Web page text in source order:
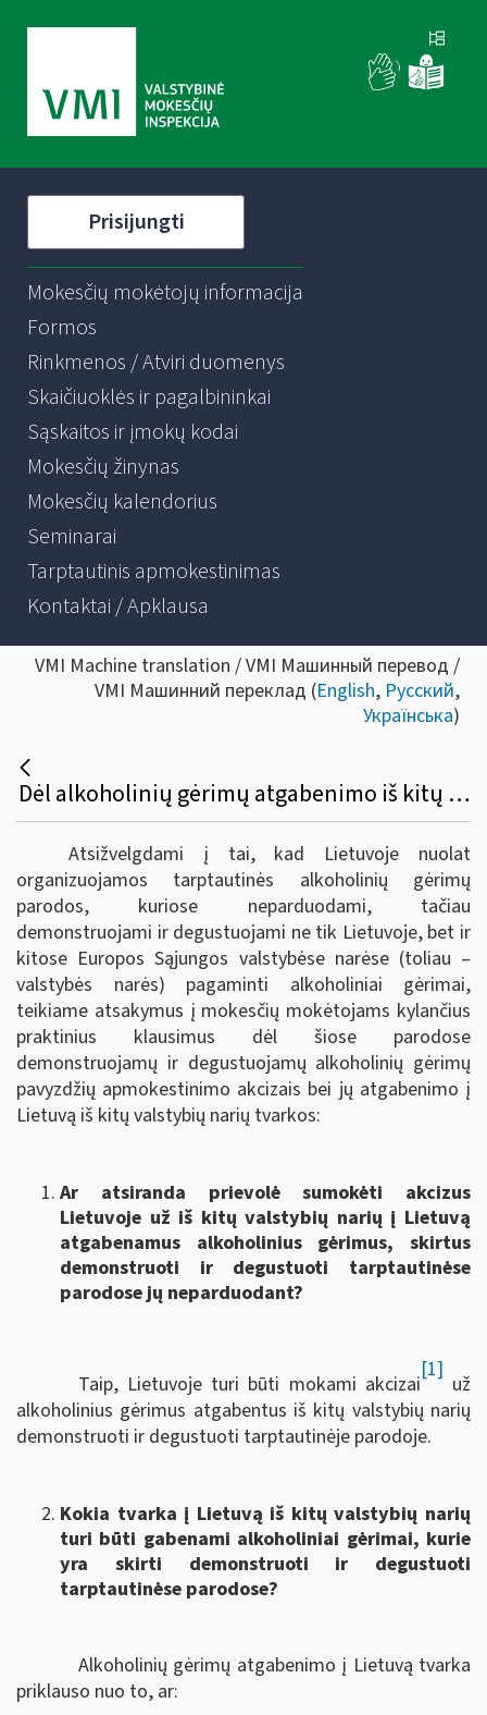
Prisijungti
Mokesčių mokėtojų informacija
Formos
Rinkmenos / Atviri duomenys
Skaičiuoklės ir pagalbininkai
Sąskaitos ir įmokų kodai
Mokesčių žinynas
Mokesčių kalendorius
Seminarai
Tarptautinis apmokestinimas
Kontaktai / Apklausa
VMI Machine translation / VMI Машинный перевод /
VMI Машинний переклад (English, Русский,
Українська)
Dėl alkoholinių gėrimų atgabenimo iš kitų Europos sąjungos valstybių narių į tarptautines parodas Lietuvoje bei akcizų sumokėjimo
Atsižvelgdami į tai, kad Lietuvoje nuolat
organizuojamos tarptautinės alkoholinių gėrimų
parodos, kuriose neparduodami, tačiau
demonstruojami ir degustuojami ne tik Lietuvoje, bet ir
kitose Europos Sąjungos valstybėse narėse (toliau –
valstybės narės) pagaminti alkoholiniai gėrimai,
teikiame atsakymus į mokesčių mokėtojams kylančius
praktinius klausimus dėl šiose parodose
demonstruojamų ir degustuojamų alkoholinių gėrimų
pavyzdžių apmokestinimo akcizais bei jų atgabenimo į
Lietuvą iš kitų valstybių narių tvarkos:
Ar atsiranda prievolė sumokėti akcizus
Lietuvoje už iš kitų valstybių narių į Lietuvą
atgabenamus alkoholinius gėrimus, skirtus
demonstruoti ir degustuoti tarptautinėse
parodose jų neparduodant?
Taip, Lietuvoje turi būti mokami akcizai
[1]
už
alkoholinius gėrimus atgabentus iš kitų valstybių narių
demonstruoti ir degustuoti tarptautinėje parodoje.
Kokia tvarka į Lietuvą iš kitų valstybių narių
turi būti gabenami alkoholiniai gėrimai, kurie
yra skirti demonstruoti ir degustuoti
tarptautinėse parodose?
Alkoholinių gėrimų atgabenimo į Lietuvą tvarka
priklauso nuo to, ar: